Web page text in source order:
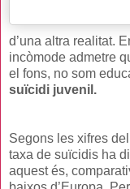
d’una altra realitat.
incòmode admetre
el fons, no som
suïcidi juvenil.
Segons les xifres del
taxa de suïcidis ha
aquest és,